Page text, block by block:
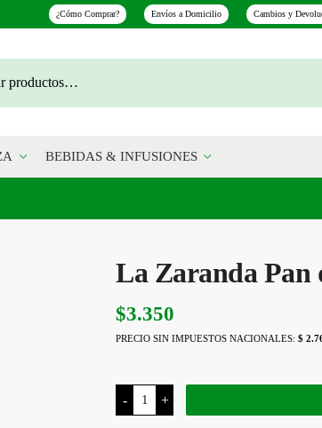
¿Cómo Comprar? Envíos a Domicilio Cambios y
BEBIDAS & INFUSIONES
La Zaranda Pan
$3.350
PRECIO SIN IMPUESTOS NACIONALES:$
-
La
Zaranda
Pan
+